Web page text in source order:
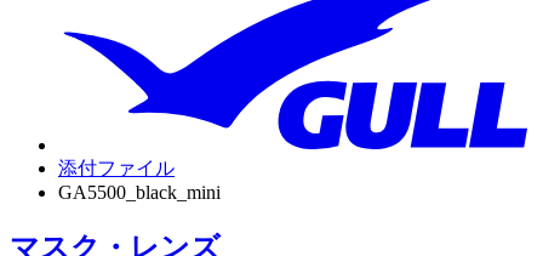
添付ファイル
GA5500_black_mini
マスク・レンズ